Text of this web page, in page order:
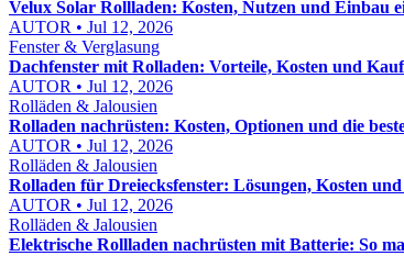
Velux Solar Rollladen: Kosten, Nutzen und Einbau
AUTOR • Jul 12, 2026
Fenster & Verglasung
Dachfenster mit Rolladen: Vorteile, Kosten und
AUTOR • Jul 12, 2026
Rolläden & Jalousien
Rolladen nachrüsten: Kosten, Optionen und die
AUTOR • Jul 12, 2026
Rolläden & Jalousien
Rolladen für Dreiecksfenster: Lösungen, Kosten
AUTOR • Jul 12, 2026
Rolläden & Jalousien
Elektrische Rollladen nachrüsten mit Batterie: So